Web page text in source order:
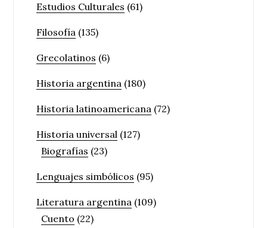
Estudios Culturales (61)
Filosofía (135)
Grecolatinos (6)
Historia argentina (180)
Historia latinoamericana (72)
Historia universal (127)
Biografías (23)
Lenguajes simbólicos (95)
Literatura argentina (109)
Cuento (22)